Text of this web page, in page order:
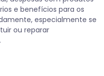
e benefícios para os
especialmente se
ou reparar